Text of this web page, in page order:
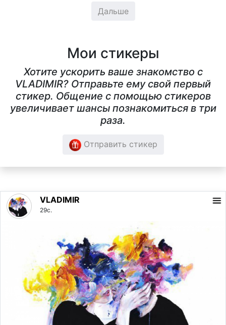
Дальше
Мои стикеры
Хотите ускорить ваше знакомство с
VLADIMIR? Отправьте ему свой первый
стикер. Общение с помощью стикеров
увеличивает шансы познакомиться в три
раза.
Отправить стикер
VLADIMIR
29с.